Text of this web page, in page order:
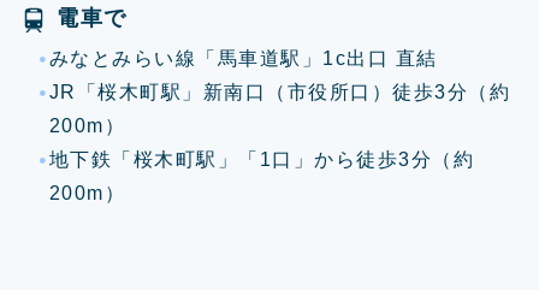
電車で
みなとみらい線「馬車道駅」1c出口 直結
JR「桜木町駅」新南口（市役所口）徒歩3分（約
200m）
地下鉄「桜木町駅」「1口」から徒歩3分（約
200m）